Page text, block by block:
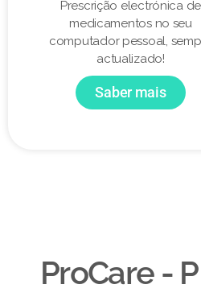
Prescrição electrónica de
medicamentos no seu
computador pessoal,
actualizado!
Saber mais
ProCare -